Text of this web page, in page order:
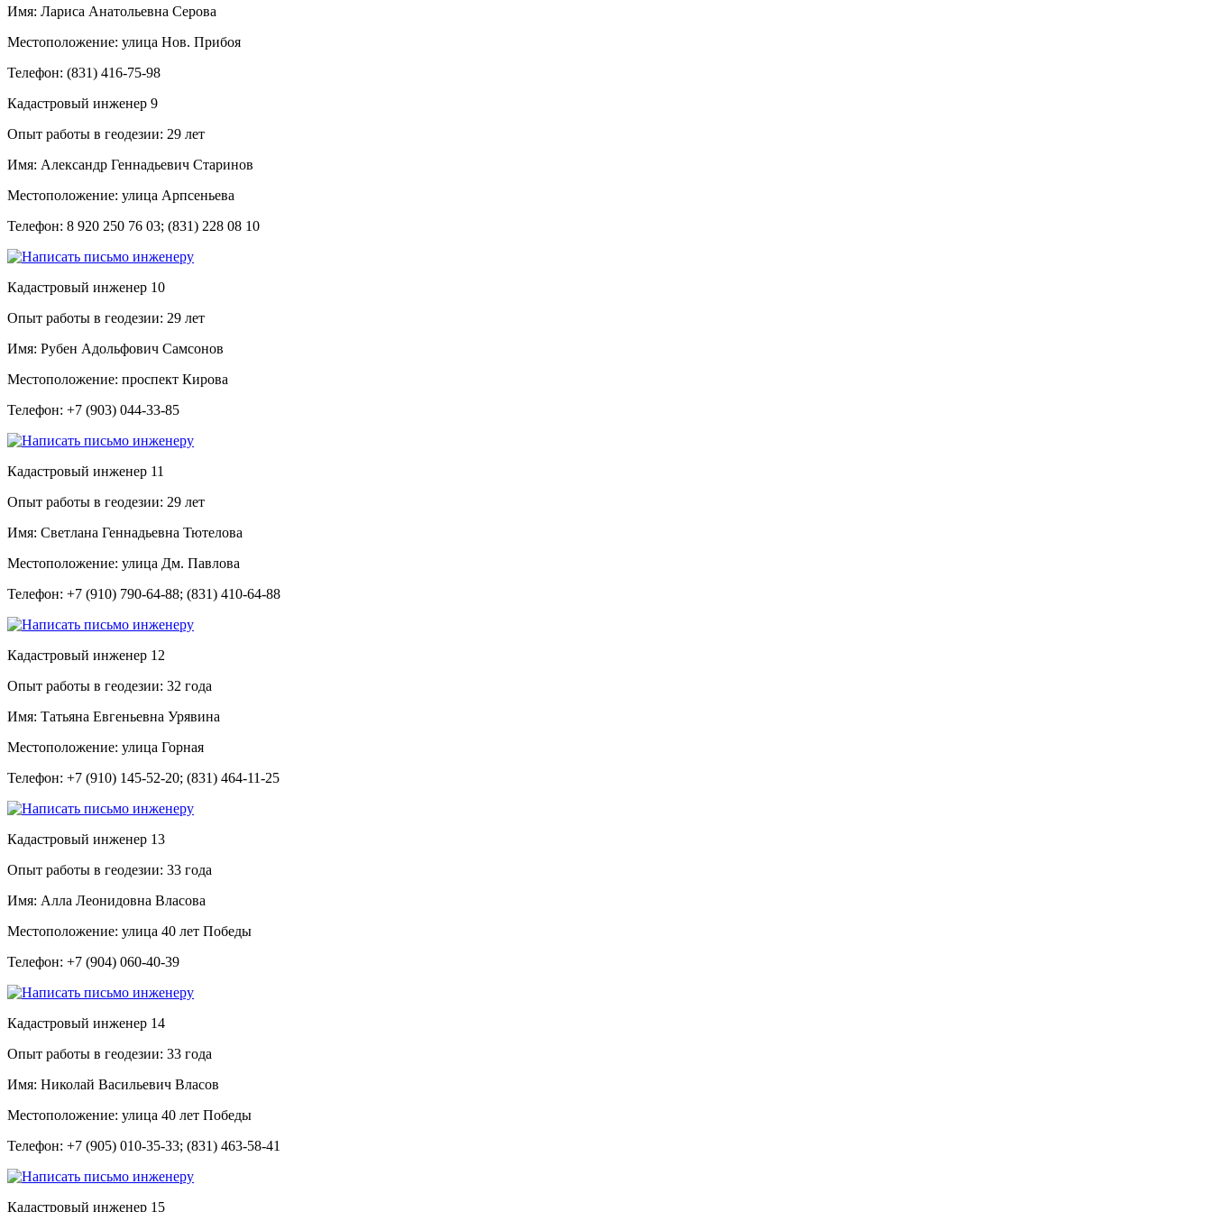
Имя: Лариса Анатольевна Серова
Местоположение: улица Нов. Прибоя
Телефон: (831) 416-75-98
Кадастровый инженер 9
Опыт работы в геодезии: 29 лет
Имя: Александр Геннадьевич Старинов
Местоположение: улица Арпсеньева
Телефон: 8 920 250 76 03; (831) 228 08 10
Кадастровый инженер 10
Опыт работы в геодезии: 29 лет
Имя: Рубен Адольфович Самсонов
Местоположение: проспект Кирова
Телефон: +7 (903) 044-33-85
Кадастровый инженер 11
Опыт работы в геодезии: 29 лет
Имя: Светлана Геннадьевна Тютелова
Местоположение: улица Дм. Павлова
Телефон: +7 (910) 790-64-88; (831) 410-64-88
Кадастровый инженер 12
Опыт работы в геодезии: 32 года
Имя: Татьяна Евгеньевна Урявина
Местоположение: улица Горная
Телефон: +7 (910) 145-52-20; (831) 464-11-25
Кадастровый инженер 13
Опыт работы в геодезии: 33 года
Имя: Алла Леонидовна Власова
Местоположение: улица 40 лет Победы
Телефон: +7 (904) 060-40-39
Кадастровый инженер 14
Опыт работы в геодезии: 33 года
Имя: Николай Васильевич Власов
Местоположение: улица 40 лет Победы
Телефон: +7 (905) 010-35-33; (831) 463-58-41
Кадастровый инженер 15